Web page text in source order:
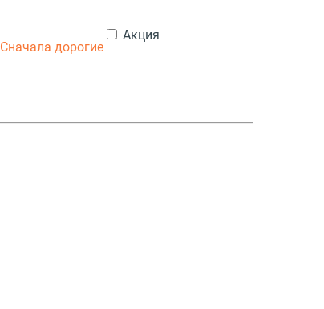
Сначала дорогие
Акция